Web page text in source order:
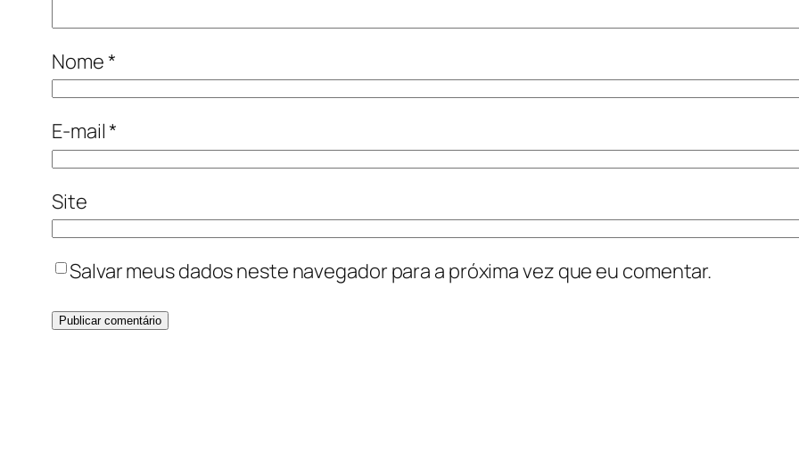
Nome*
E-mail*
Site
Salvar meus dados neste navegador para a próxima vez que eu comentar.